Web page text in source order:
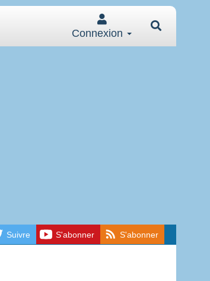
Connexion
Suivre S'abonner S'abonner